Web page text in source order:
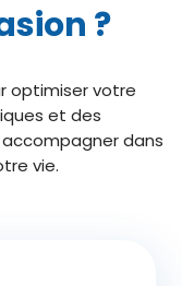
?
optimiser votre
et des
dans
vie.